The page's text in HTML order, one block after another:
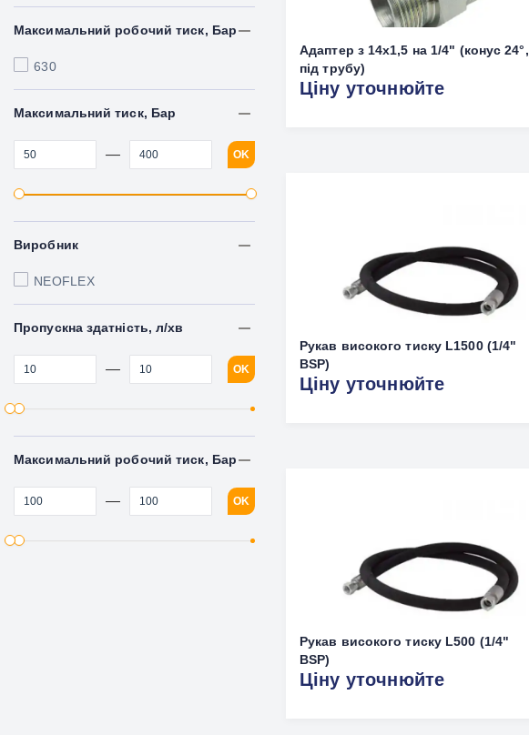
Максимальний робочий тиск, Бар
630
Максимальний тиск, Бар
— OK
Виробник
NEOFLEX
Пропускна здатність, л/хв
— OK
Максимальний робочий тиск, Бар
— OK
Адаптер з 14х1,5 на 1/4" (конус 24°,
під трубу)
Ціну уточнюйте
Рукав високого тиску L1500 (1/4"
BSP)
Ціну уточнюйте
Рукав високого тиску L500 (1/4"
BSP)
Ціну уточнюйте